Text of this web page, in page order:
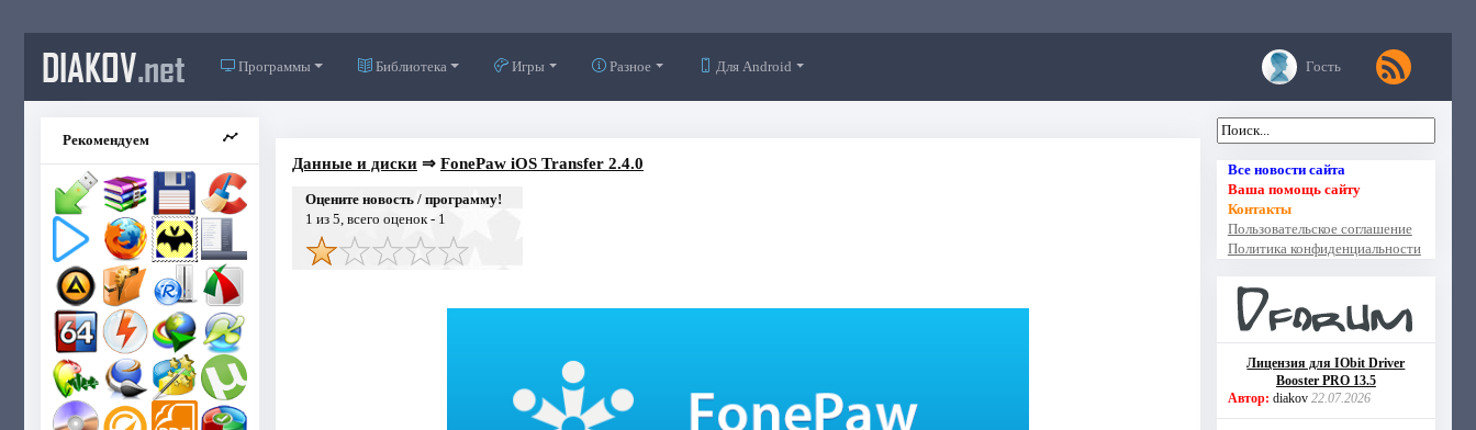
DIAKOV.net Программы Библиотека Игры Разное Для Android Гость
Рекомендуем
Данные и диски⇒ FonePaw iOS Transfer 2.4.0
Оцените новость / программу!
1 из 5, всего оценок - 1
Все новости сайта
Ваша помощь сайту
Контакты
Пользовательское соглашение
Политика конфиденциальности
Лицензия для IObit Driver
Booster PRO 13.5
Автор: diakov 22.07.2026